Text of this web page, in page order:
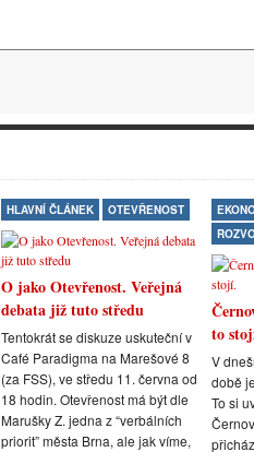
HLAVNÍ ČLÁNEK OTEVŘENOST
O jako Otevřenost. Veřejná
debata již tuto středu
Tentokrát se diskuze uskuteční v
Café Paradigma na Marešové 8
(za FSS), ve středu 11. června od
18 hodin. Otevřenost má být dle
Marušky Z. jedna z “verbálních
priorit” města Brna, ale jak víme,
to
V
době
To si